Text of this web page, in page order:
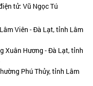
tử: Vũ Ngọc Tú
Viên - Đà Lạt, tỉnh Lâm
Xuân Hương - Đà Lạt, tỉnh
Phú Thủy, tỉnh Lâm